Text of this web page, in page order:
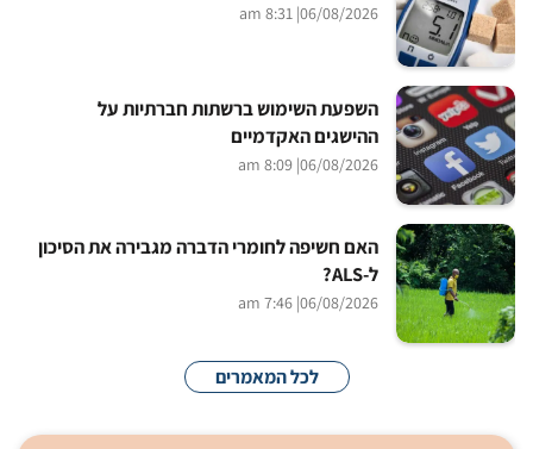
06/08/2026
| 8:31 am
השפעת השימוש ברשתות חברתיות על
ההישגים האקדמיים
06/08/2026
| 8:09 am
האם חשיפה לחומרי הדברה מגבירה את הסיכון
ל-ALS?
06/08/2026
| 7:46 am
לכל המאמרים